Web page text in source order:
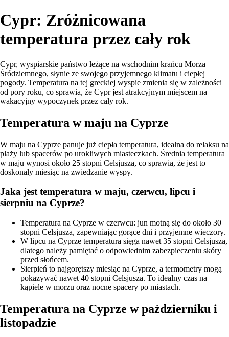
Cypr: Zróżnicowana
temperatura przez cały rok
Cypr, wyspiarskie państwo leżące na wschodnim krańcu Morza
Śródziemnego, słynie ze swojego przyjemnego klimatu i ciepłej
pogody. Temperatura na tej greckiej wyspie zmienia się w zależności
od pory roku, co sprawia, że Cypr jest atrakcyjnym miejscem na
wakacyjny wypoczynek przez cały rok.
Temperatura w maju na Cyprze
W maju na Cyprze panuje już ciepła temperatura, idealna do relaksu na
plaży lub spacerów po urokliwych miasteczkach. Średnia temperatura
w maju wynosi około 25 stopni Celsjusza, co sprawia, że jest to
doskonały miesiąc na zwiedzanie wyspy.
Jaka jest temperatura w maju, czerwcu, lipcu i
sierpniu na Cyprze?
Temperatura na Cyprze w czerwcu: jun motną się do około 30
stopni Celsjusza, zapewniając gorące dni i przyjemne wieczory.
W lipcu na Cyprze temperatura sięga nawet 35 stopni Celsjusza,
dlatego należy pamiętać o odpowiednim zabezpieczeniu skóry
przed słońcem.
Sierpień to najgorętszy miesiąc na Cyprze, a termometry mogą
pokazywać nawet 40 stopni Celsjusza. To idealny czas na
kąpiele w morzu oraz nocne spacery po miastach.
Temperatura na Cyprze w październiku i
listopadzie